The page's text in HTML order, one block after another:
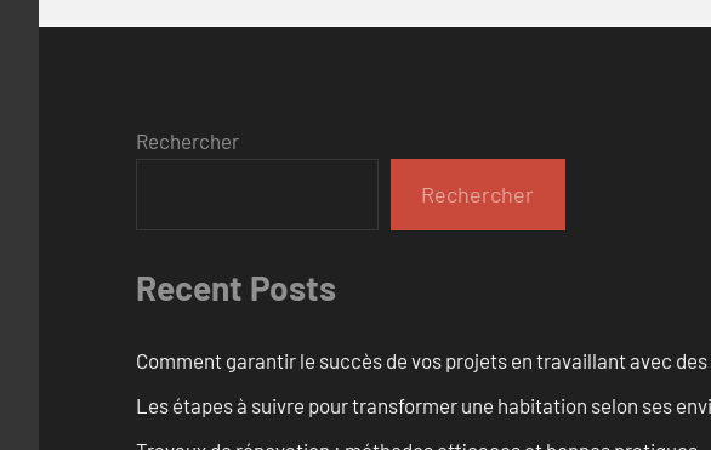
Rechercher
Rechercher
Recent Posts
Comment garantir le succès de vos projets en travaillant avec
Les étapes à suivre pour transformer une habitation selon ses